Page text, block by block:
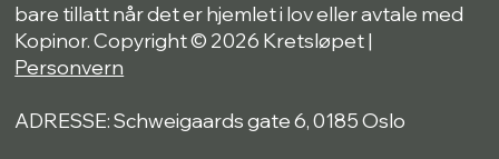
bare tillatt når det er hjemlet i lov eller avtale med
Kopinor. Copyright © 2026 Kretsløpet |
Personvern
ADRESSE: Schweigaards gate 6, 0185 Oslo